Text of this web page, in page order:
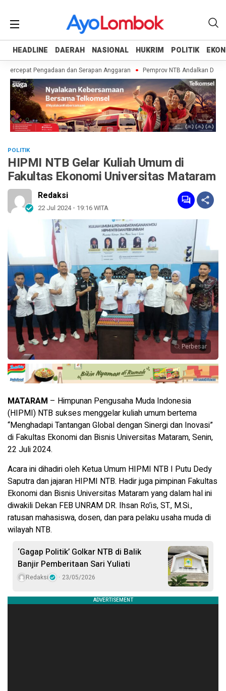
HEADLINE DAERAH NASIONAL HUKRIM POLITIK
HEADLINE DAERAH NASIONAL HUKRIM POLITIK
Pengadaan dan Serapan Anggaran Pemprov NTB Andalkan Dana
POLITIK
HIPMI NTB Gelar Kuliah Umum di
Fakultas Ekonomi Universitas Mataram
Redaksi
22 Jul 2024 - 19:16 WITA
Perbesar
MATARAM – Himpunan Pengusaha Muda Indonesia
(HIPMI) NTB sukses menggelar kuliah umum bertema
“Menghadapi Tantangan Global dengan Sinergi dan Inovasi”
di Fakultas Ekonomi dan Bisnis Universitas Mataram, Senin,
22 Juli 2024.
Acara ini dihadiri oleh Ketua Umum HIPMI NTB I Putu Dedy
Saputra dan jajaran HIPMI NTB. Hadir juga pimpinan Fakultas
Ekonomi dan Bisnis Universitas Mataram yang dalam hal ini
diwakili Dekan FEB UNRAM DR. Ihsan Ro’is, ST., M.Si.,
ratusan mahasiswa, dosen, dan para pelaku usaha muda di
wilayah NTB.
‘Gagap Politik’ Golkar NTB di Balik
Banjir Pemberitaan Sari Yuliati
Redaksi 23/05/2026